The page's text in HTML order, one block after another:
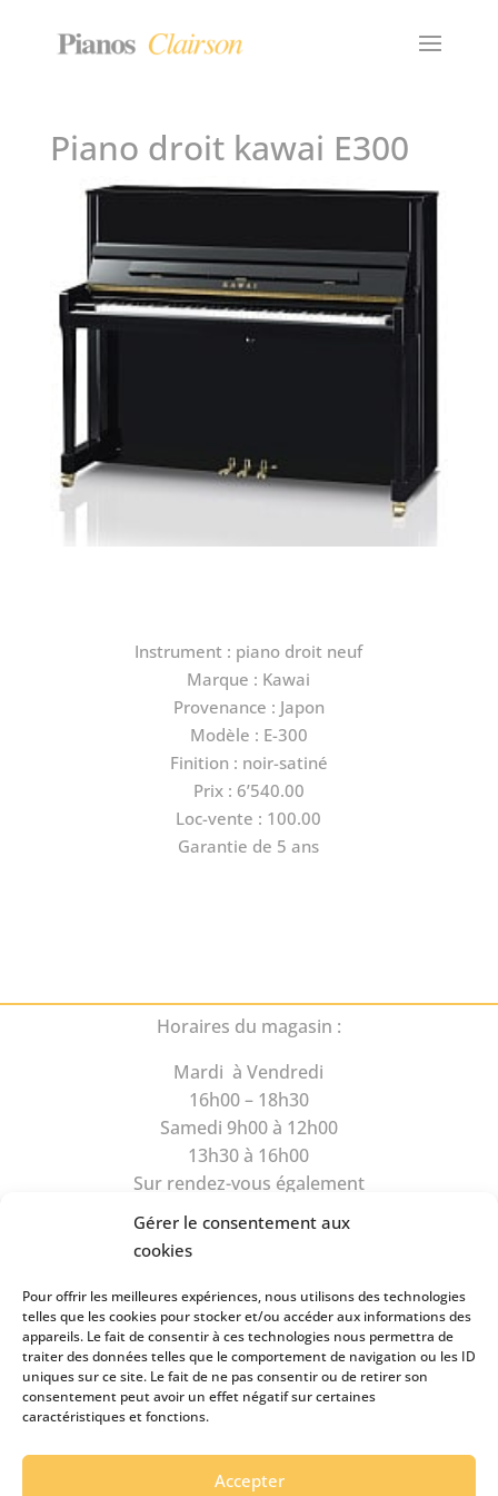
Gérer le consentement aux
cookies
Pour offrir les meilleures expériences, nous utilisons des technologies
telles que les cookies pour stocker et/ou accéder aux informations des
appareils. Le fait de consentir à ces technologies nous permettra de
traiter des données telles que le comportement de navigation ou les ID
uniques sur ce site. Le fait de ne pas consentir ou de retirer son
consentement peut avoir un effet négatif sur certaines
caractéristiques et fonctions.
Accepter
Piano droit kawai E300
Instrument : piano droit neuf
Marque : Kawai
Provenance : Japon
Modèle : E-300
Finition : noir-satiné
Prix : 6’540.00
Loc-vente : 100.00
Garantie de 5 ans
Horaires du magasin :
Mardi à Vendredi
16h00 – 18h30
Samedi 9h00 à 12h00
13h30 à 16h00
Sur rendez-vous également
Rue du Camus 6
1470 Estavayer-le-Lac
Tél026 663 89 39
pianos.clairson@bluewin.ch